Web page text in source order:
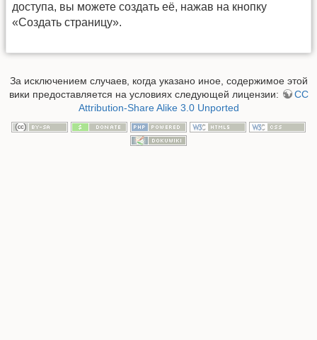
доступа, вы можете создать её, нажав на кнопку
«Создать страницу».
За исключением случаев, когда указано иное, содержимое этой
вики предоставляется на условиях следующей лицензии:
CC
Attribution-Share Alike 3.0 Unported